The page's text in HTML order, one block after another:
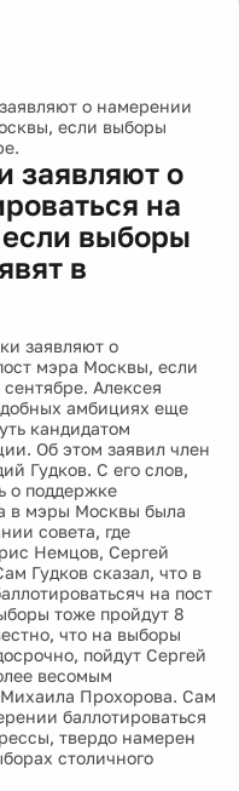
о намерении
если выборы
заявляют о
на
выборы
в
заявляют о
мэра Москвы, если
Алексея
амбициях еще
кандидатом
Об этом заявил член
Гудков. С его слов,
о поддержке
в мэры Москвы была
совета, где
Немцов, Сергей
Гудков сказал, что в
на пост
тоже пройдут 8
что на выборы
пойдут Сергей
весомым
Прохорова. Сам
баллотироваться
твердо намерен
столичного